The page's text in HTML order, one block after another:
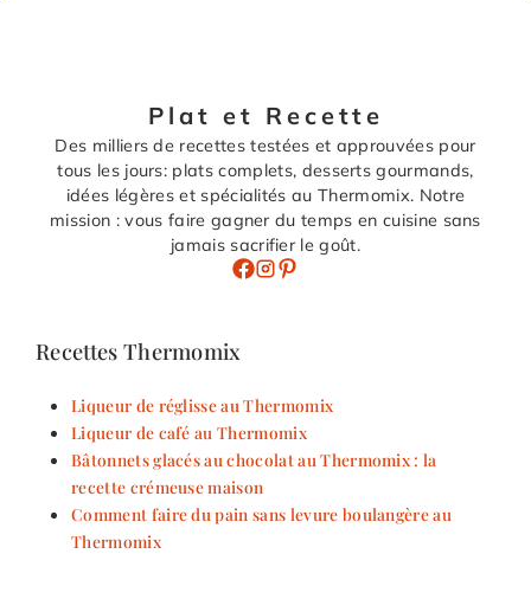
Plat et Recette
Des milliers de recettes testées et approuvées pour
tous les jours: plats complets, desserts gourmands,
idées légères et spécialités au Thermomix. Notre
mission : vous faire gagner du temps en cuisine sans
jamais sacrifier le goût.
Recettes Thermomix
Liqueur de réglisse au Thermomix
Liqueur de café au Thermomix
Bâtonnets glacés au chocolat au Thermomix : la
recette crémeuse maison
Comment faire du pain sans levure boulangère au
Thermomix